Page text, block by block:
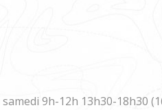
9h-12h 13h30-18h30